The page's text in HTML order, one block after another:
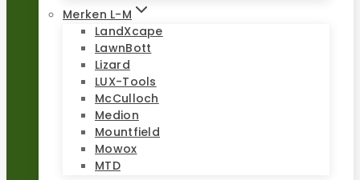
Merken L-M
LandXcape
LawnBott
Lizard
LUX-Tools
McCulloch
Medion
Mountfield
Mowox
MTD